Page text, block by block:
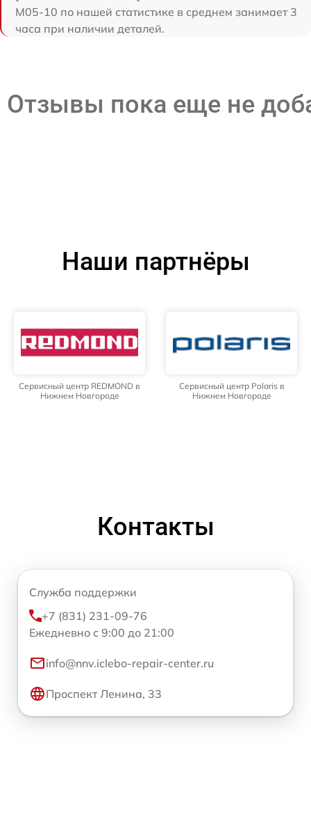
M05-10 по нашей статистике в среднем занимает 3
часа при наличии деталей.
Отзывы пока еще не
Наши партнёры
Сервисный центр REDMOND в
Нижнем Новгороде
Сервисный центр Polaris в
Нижнем Новгороде
Контакты
Служба поддержки
+7 (831) 231-09-76
Ежедневно с 9:00 до 21:00
info@nnv.iclebo-repair-center.ru
Проспект Ленина, 33